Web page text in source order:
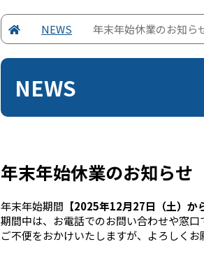
NEWS 年末年始休業のお知ら
NEWS
年末年始休業のお知らせ
年末年始期間 【2025年12月27日（土）か
期間中は、お電話でのお問い合わせや窓
ご不便をおかけいたしますが、よろしくお